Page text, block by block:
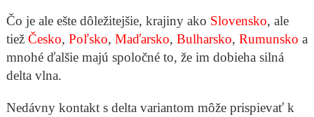
Čo je ale ešte dôležitejšie, krajiny ako Slovensko, ale
tiež Česko, Poľsko, Maďarsko, Bulharsko, Rumunsko a
mnohé ďalšie majú spoločné to, že im dobieha silná
delta vlna.
Nedávny kontakt s delta variantom môže prispievať k